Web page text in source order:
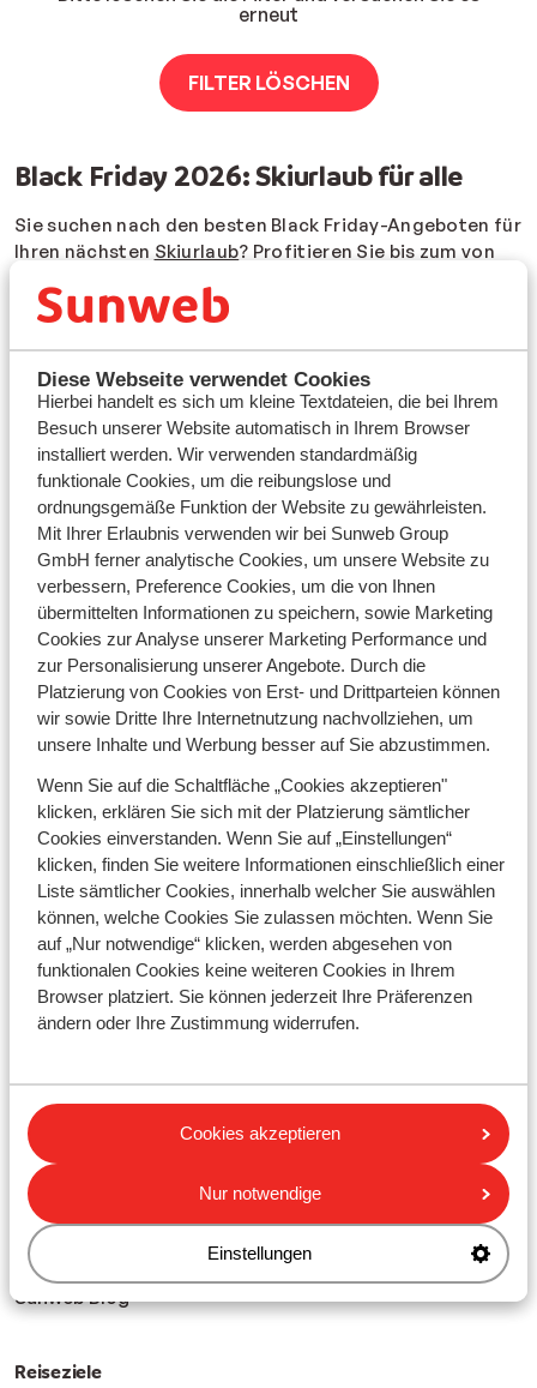
Diese Webseite verwendet Cookies
Hierbei handelt es sich um kleine Textdateien, die bei Ihrem
Besuch unserer Website automatisch in Ihrem Browser
installiert werden. Wir verwenden standardmäßig
funktionale Cookies, um die reibungslose und
ordnungsgemäße Funktion der Website zu gewährleisten.
Mit Ihrer Erlaubnis verwenden wir bei Sunweb Group
GmbH ferner analytische Cookies, um unsere Website zu
verbessern, Preference Cookies, um die von Ihnen
übermittelten Informationen zu speichern, sowie Marketing
Cookies zur Analyse unserer Marketing Performance und
zur Personalisierung unserer Angebote. Durch die
Platzierung von Cookies von Erst- und Drittparteien können
wir sowie Dritte Ihre Internetnutzung nachvollziehen, um
unsere Inhalte und Werbung besser auf Sie abzustimmen.
Wenn Sie auf die Schaltfläche „Cookies akzeptieren"
klicken, erklären Sie sich mit der Platzierung sämtlicher
Cookies einverstanden. Wenn Sie auf „Einstellungen“
klicken, finden Sie weitere Informationen einschließlich einer
Liste sämtlicher Cookies, innerhalb welcher Sie auswählen
können, welche Cookies Sie zulassen möchten. Wenn Sie
auf „Nur notwendige“ klicken, werden abgesehen von
funktionalen Cookies keine weiteren Cookies in Ihrem
Browser platziert. Sie können jederzeit Ihre Präferenzen
ändern oder Ihre Zustimmung widerrufen.
Cookies akzeptieren
Nur notwendige
Einstellungen
erneut
FILTER LÖSCHEN
Black Friday 2026: Skiurlaub für alle
Sie suchen nach den besten Black Friday-Angeboten für
Ihren nächsten Skiurlaub? Profitieren Sie bis zum von
Ihren nächsten Skiurlaub und profitieren Sie von einem
Für welches Black Friday-Reiseziel werden Sie sich
entscheiden?
Unsere Angebote zum Black Friday 2026 beinhalten
beliebte Reiseziele wieFrankreichundÖsterreich
Genießen Sie atemberaubende Berglandschaften und
charmante Skigebiete. Ob Sie sich für einen
erholsamenUrlaub zu zweitoder einen Skiurlaub mit
der ganzenFamilieentscheiden, die Möglichkeiten sind
groß. Wie wäre es mit einem Black Friday-Angebot in
einem Luxushotel oder einem gemütlichen Skiurlaub in
einem Chalet? Beeilen Sie sich und sichern Sie sich
einen Skiurlaub zum besten Preis. Jetzt buchen und
günstiger Ski fahren!
Fragen & Kontakt
Hier finden Sie unsereFragen & KontaktSeite sowie
unsere Kontaktdaten.
FAQ - Häufige Fragen
AGB
Cookie-Einstellungen
Marketing-Präferenzen
Kontakt
für Newsletter anmelden
Sunweb Vorteile
Über Sunweb
Verantwortungsbewusst im Urlaub
Barrierefreiheitserklärung
Presse
Reiseversicherung
Sunweb Blog
Reiseziele